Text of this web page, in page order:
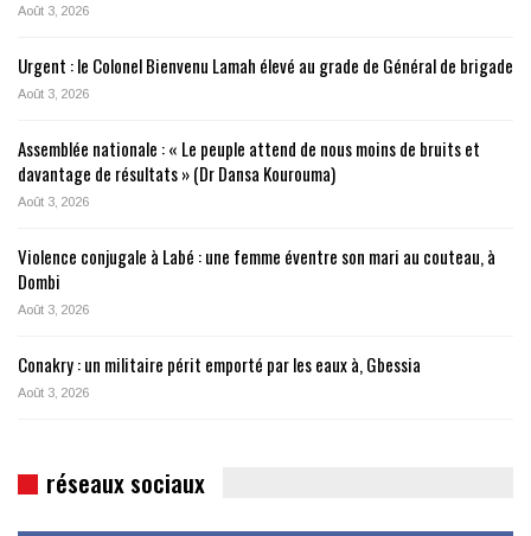
Août 3, 2026
Urgent : le Colonel Bienvenu Lamah élevé au grade de Général de brigade
Août 3, 2026
Assemblée nationale : « Le peuple attend de nous moins de bruits et
davantage de résultats » (Dr Dansa Kourouma)
Août 3, 2026
Violence conjugale à Labé : une femme éventre son mari au couteau, à
Dombi
Août 3, 2026
Conakry : un militaire périt emporté par les eaux à, Gbessia
Août 3, 2026
réseaux sociaux